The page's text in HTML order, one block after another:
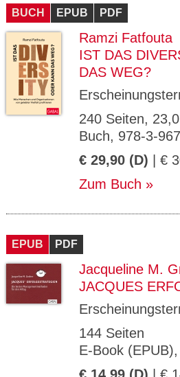
BUCH EPUB PDF
Ramzi Fatfouta
IST DAS
DAS WEG?
240 Seiten,
Buch, 978-3-
€ 29,90 (D) | €
Zum Buch
EPUB PDF
Jacqueline M.
JACQUES
144 Seiten
E-Book